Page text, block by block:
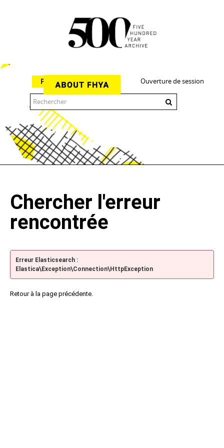
Ouverture de session
Parcourir
Chercher l'erreur
rencontrée
Erreur Elasticsearch :
Elastica\Exception\Connection\HttpException
Retour à la page précédente.